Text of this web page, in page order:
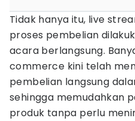
Tidak hanya itu, live
proses pembelian
acara berlangsung.
commerce kini telah
pembelian langsung
sehingga memudahkan
produk tanpa perlu